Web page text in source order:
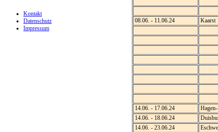
08.06. - 11.06.24 Kaarst
14.06. - 17.06.24
14.06. - 18.06.24
14.06. - 23.06.24
Kontakt
Datenschutz
Impressum